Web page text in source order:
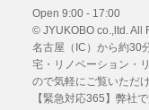
Open 9:00 - 17:00
© JYUKOBO co.,ltd. All
名古屋（IC）から約30
宅・リノベーション・
ので気軽にご覧いただけ
【緊急対応365】弊社